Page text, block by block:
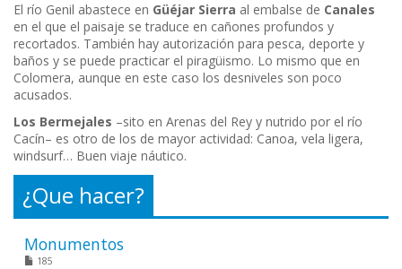
El río Genil abastece en Güéjar Sierra al embalse de Canales
en el que el paisaje se traduce en cañones profundos y
recortados. También hay autorización para pesca, deporte y
baños y se puede practicar el piragüismo. Lo mismo que en
Colomera, aunque en este caso los desniveles son poco
acusados.
Los Bermejales –sito en Arenas del Rey y nutrido por el río
Cacín– es otro de los de mayor actividad: Canoa, vela ligera,
windsurf… Buen viaje náutico.
¿Que hacer?
Monumentos
185